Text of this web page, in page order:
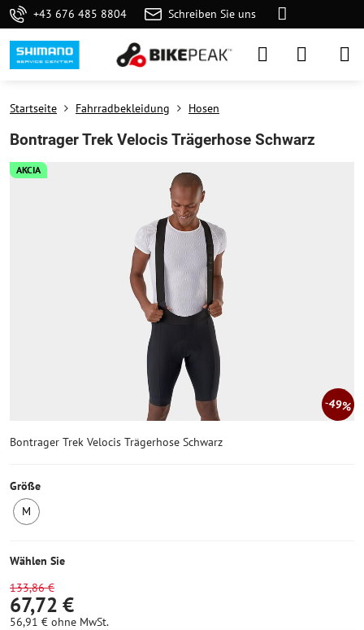
+43 676 485 8804 Schreiben Sie uns
AKCIA
49%
Startseite Fahrradbekleidung Hosen
Bontrager Trek Velocis Trägerhose Schwarz
Bontrager Trek Velocis Trägerhose Schwarz
Größe
M
auf
Wählen Sie
133,86 €
67,72 €
56,91 € ohne MwSt.